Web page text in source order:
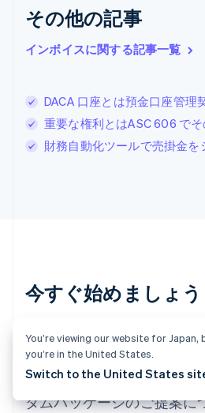
その他の記事
インボイスに関する記事一覧
DACA 口座とは預金口座管理
重要な権利とはASC 606 で
財務自動化ツールで売掛金
今すぐ始めましょう
アカウントを作成し、支払
しましょう。契約や、銀行
続きは不要です。貴社ビジ
タムパッケージのご提案に
English
シンガポール
スイス
SvenskaEnglish
スペイン
EspañolEnglish
スロバキア
English
ニュージーランド
English
ノルウェー
ハンガリー
You’re viewing our website for
you’re in the United States.
Switch to the United States